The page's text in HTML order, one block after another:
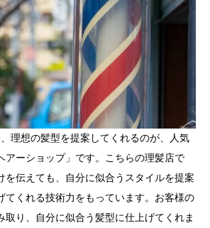
理想の髪型を提案してくれるのが、人気
アーショップ」です。こちらの理髪店で
を伝えても、自分に似合うスタイルを提案
てくれる技術力をもっています。お客様の
取り、自分に似合う髪型に仕上げてくれま